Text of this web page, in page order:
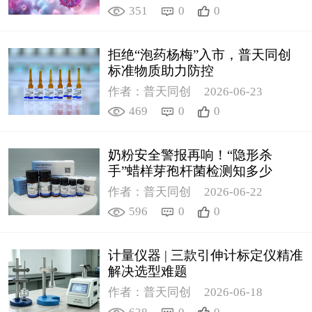
351 0 0
拒绝“泡药杨梅”入市，普天同创
标准物质助力防控
作者：普天同创
2026-06-23
469
0 0
奶粉安全警报再响！“隐形杀
手”蜡样芽孢杆菌检测知多少
作者：普天同创
2026-06-22
596
0 0
计量仪器 | 三款引伸计标定仪精准
解决选型难题
作者：普天同创
2026-06-18